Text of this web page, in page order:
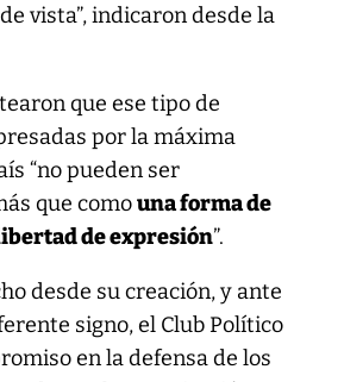
vista”, indicaron desde la
que ese tipo de
por la máxima
“no pueden ser
que comouna forma de
de expresión”.
desde su creación, y ante
signo, el Club Político
en la defensa de los